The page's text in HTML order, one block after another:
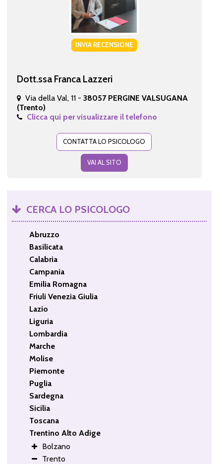
INVIA RECENSIONE
Dott.ssa Franca Lazzeri
Via della Val, 11 - 38057 PERGINE VALSUGANA
(Trento)
Clicca qui per visualizzare il telefono
CONTATTA LO PSICOLOGO
VAI AL SITO
CERCA LO PSICOLOGO
Abruzzo
Basilicata
Calabria
Campania
Emilia Romagna
Friuli Venezia Giulia
Lazio
Liguria
Lombardia
Marche
Molise
Piemonte
Puglia
Sardegna
Sicilia
Toscana
Trentino Alto Adige
Bolzano
Trento